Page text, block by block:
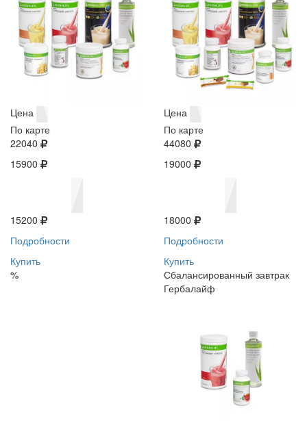
Цена
По карте
22040
15900
15200
Подробности
Купить
%
Цена
По карте
44080
19000
18000
Подробности
Купить
Сбалансированный завтрак
Гербалайф